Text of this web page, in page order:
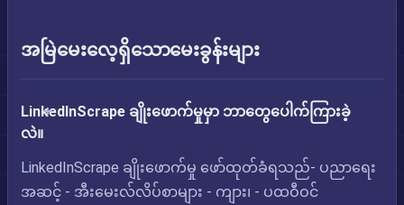
အမြဲမေးလေ့ရှိသောမေးခွန်းများ
LinkedInScrape ချိုးဖောက်မှုမှာ ဘာတွေပေါက်ကြားခဲ့
လဲ။
LinkedInScrape ချိုးဖောက်မှု ဖော်ထုတ်ခံရသည်- ပညာရေး
အဆင့် - အီးမေးလ်လိပ်စာများ - ကျား၊ - ပထဝီဝင်